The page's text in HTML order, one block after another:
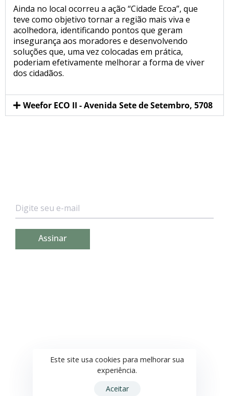
Ainda no local ocorreu a ação “Cidade Ecoa”, que
teve como objetivo tornar a região mais viva e
acolhedora, identificando pontos que geram
insegurança aos moradores e desenvolvendo
soluções que, uma vez colocadas em prática,
poderiam efetivamente melhorar a forma de viver
dos cidadãos.
Weefor ECO II - Avenida Sete de Setembro, 5708
contato@weefor.com.br
Este site usa cookies para melhorar sua
experiência.
Aceitar